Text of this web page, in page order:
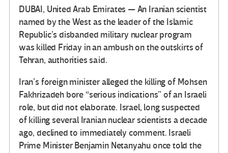
DUBAI, United Arab Emirates — An Iranian scientist
named by the West as the leader of the Islamic
Republic’s disbanded military nuclear program
was killed Friday in an ambush on the outskirts of
Tehran, authorities said.
Iran’s foreign minister alleged the killing of Mohsen
Fakhrizadeh bore “serious indications” of an Israeli
role, but did not elaborate. Israel, long suspected
of killing several Iranian nuclear scientists a decade
ago, declined to immediately comment. Israeli
Prime Minister Benjamin Netanyahu once told the